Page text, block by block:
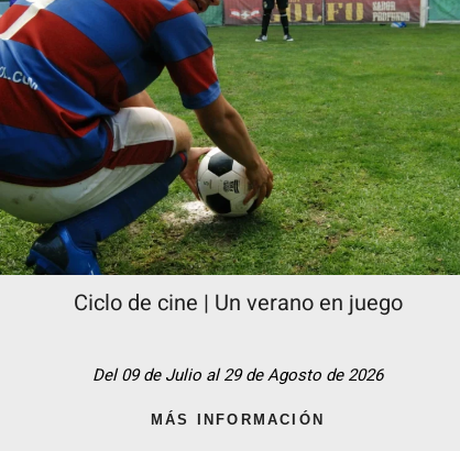
Ciclo de cine | Un verano en juego
Del 09 de Julio al 29 de Agosto de 2026
MÁS INFORMACIÓN